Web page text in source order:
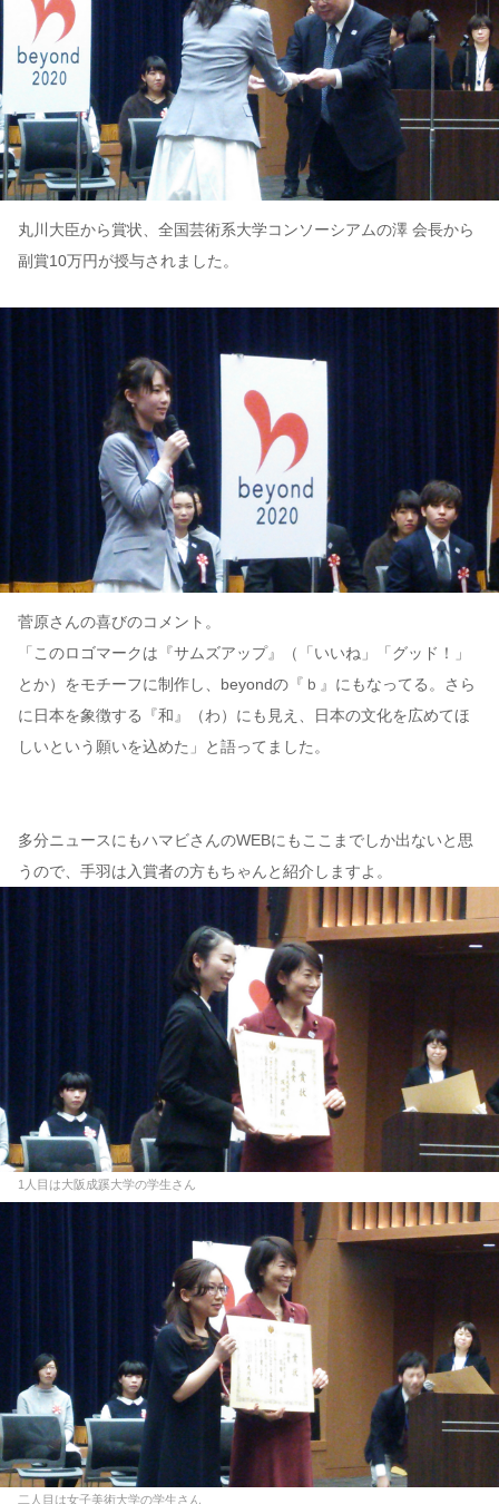
丸川大臣から賞状、全国芸術系大学コンソーシアムの澤 会長から
副賞10万円が授与されました。
菅原さんの喜びのコメント。
「このロゴマークは『サムズアップ』（「いいね」「グッド！」
とか）をモチーフに制作し、beyondの『ｂ』にもなってる。さら
に日本を象徴する『和』（わ）にも見え、日本の文化を広めてほ
しいという願いを込めた」と語ってました。
多分ニュースにもハマビさんのWEBにもここまでしか出ないと思
うので、手羽は入賞者の方もちゃんと紹介しますよ。
1人目は大阪成蹊大学の学生さん
二人目は女子美術大学の学生さん